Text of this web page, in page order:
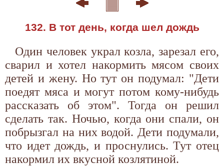
132. В тот день, когда шел дождь
Один человек украл козла, зарезал его,
сварил и хотел накормить мясом своих
детей и жену. Но тут он подумал: "Дети
поедят мяса и могут потом кому-нибудь
рассказать об этом". Тогда он решил
сделать так. Ночью, когда они спали, он
побрызгал на них водой. Дети подумали,
что идет дождь, и проснулись. Тут отец
накормил их вкусной козлятиной.